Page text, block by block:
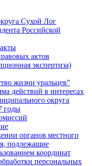
Сухой Лог
Российской
актов
экспертиза)
жизни уральцев"
действий в интересах
округа
годы
органов местного
подлежащие
координат
персональных